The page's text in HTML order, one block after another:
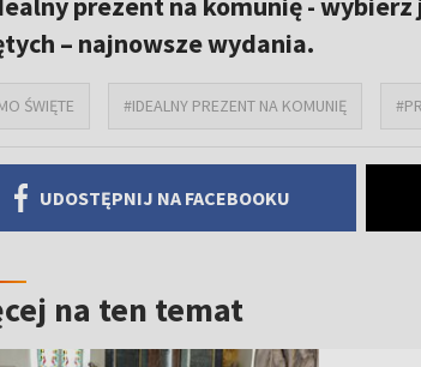
– najnowsze wydania.
ŚWIĘTE #IDEALNY PREZENT NA KOMUNIĘ
UDOSTĘPNIJ NA FACEBOOKU
na ten temat